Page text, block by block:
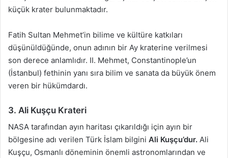
küçük krater bulunmaktadır.
Fatih Sultan Mehmet’in bilime ve kültüre katkıları
düşünüldüğünde, onun adının bir Ay kraterine verilmesi
son derece anlamlıdır. II. Mehmet, Constantinople’un
(İstanbul) fethinin yanı sıra bilim ve sanata da büyük önem
veren bir hükümdardı.
3. Ali Kuşçu Krateri
NASA tarafından ayın haritası çıkarıldığı için ayın bir
bölgesine adı verilen Türk İslam bilgini Ali Kuşçu’dur. Ali
Kuşçu, Osmanlı döneminin önemli astronomlarından ve